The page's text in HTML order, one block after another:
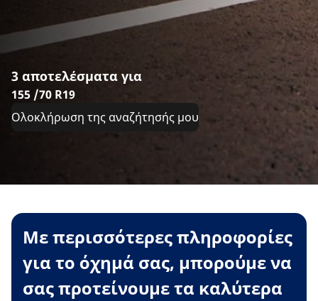
3 αποτελέσματα για
155 /70 R19
Ολοκλήρωση της αναζήτησής μου
Με περισσότερες πληροφορίες
για το όχημά σας, μπορούμε να
σας προτείνουμε τα καλύτερα